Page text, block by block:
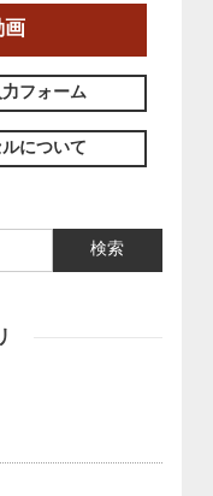
した。
フォーム
について
検索: